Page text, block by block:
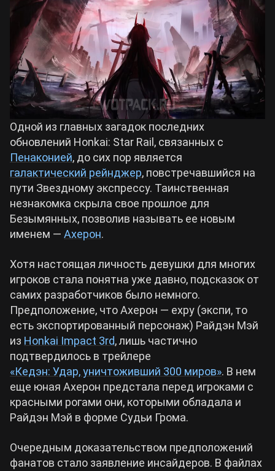
Crimson Desert
Zenless Zone Zero
Kingdom Come: Deliverance 2
Path of Exile 2
Wuthering Waves
Roblox
Hogwarts Legacy
Cyberpunk 2077
Все игры
Билды Arknights: Endfield
Билды Wuthering Waves
Билды Cyberpunk 2077
Билды Path of Exile 2
Одной из главных загадок последних
обновлений Honkai: Star Rail, связанных с
Пенаконией, до сих пор является
галактический рейнджер, повстречавшийся на
пути Звездному экспрессу. Таинственная
незнакомка скрыла свое прошлое для
Безымянных, позволив называть ее новым
именем — Ахерон.
Хотя настоящая личность девушки для многих
игроков стала понятна уже давно, подсказок от
самих разработчиков было немного.
Предположение, что Ахерон — expy (экспи, то
есть экспортированный персонаж) Райдэн Мэй
из Honkai Impact 3rd, лишь частично
подтвердилось в трейлере
«Кедэн: Удар, уничтоживший 300 миров». В нем
еще юная Ахерон предстала перед игроками с
красными рогами они, которыми обладала и
Райдэн Мэй в форме Судьи Грома.
Очередным доказательством предположений
фанатов стало заявление инсайдеров. В файлах